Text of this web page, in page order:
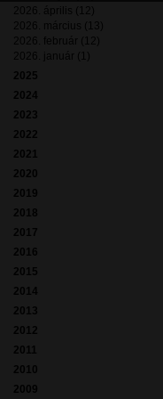
2026. április (12)
2026. március (13)
2026. február (12)
2026. január (1)
2025
2024
2023
2022
2021
2020
2019
2018
2017
2016
2015
2014
2013
2012
2011
2010
2009